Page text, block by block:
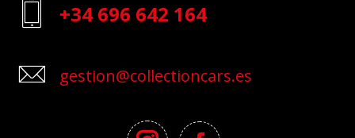
+34 696 642 164
gestion@collectioncars.es